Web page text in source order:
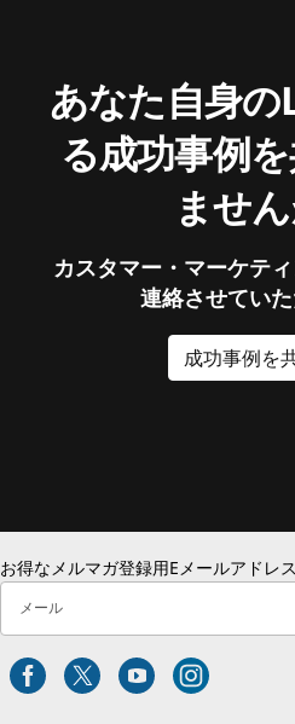
あなた自身
る成功事例
ませ
カスタマー・マーケテ
連絡させていた
成功事例を
お得なメルマガ登録用Eメールアドレス
メール